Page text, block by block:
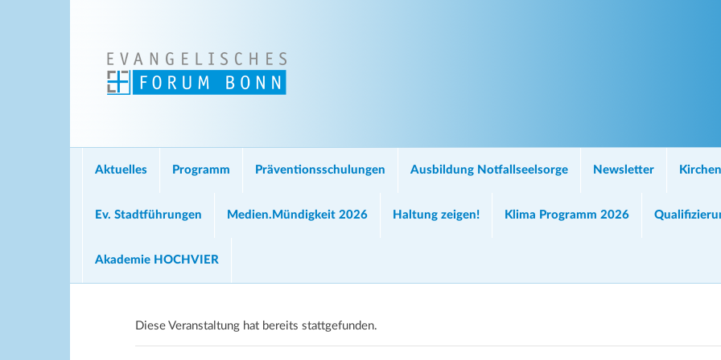
Aktuelles Programm Präventionsschulungen Ausbildung Notfallseelsorge Newsletter
Ev. Stadtführungen Medien.Mündigkeit 2026 Haltung zeigen! Klima Programm 2026
Akademie HOCHVIER
Diese Veranstaltung hat bereits stattgefunden.